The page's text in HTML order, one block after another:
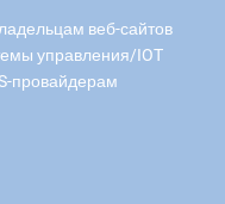
веб-сайтов
управления/IOT
провайдерам